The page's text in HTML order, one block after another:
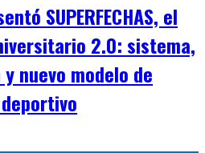
SUPERFECHAS, el
2.0: sistema,
nuevo modelo de